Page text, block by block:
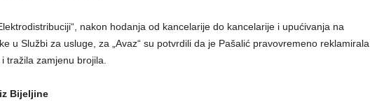
nakon hodanja od kancelarije do kancelarije i upućivanja na
u Službi za usluge, za „Avaz“ su potvrdili da je Pašalić pravovremeno reklamirala
tražila zamjenu brojila.
Bijeljine